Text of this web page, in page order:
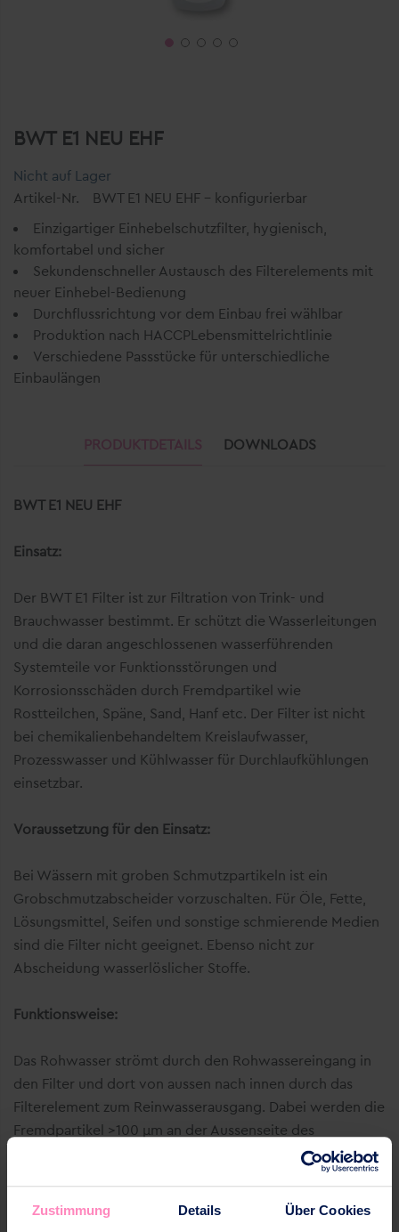
Zustimmung Details Über Cookies
BWT E1 NEU EHF
Nicht auf Lager
Artikel-Nr.
BWT E1 NEU EHF - konfigurierbar
Einzigartiger Einhebelschutzfilter, hygienisch,
komfortabel und sicher
Sekundenschneller Austausch des Filterelements mit
neuer Einhebel-Bedienung
Durchflussrichtung vor dem Einbau frei wählbar
Produktion nach HACCPLebensmittelrichtlinie
Verschiedene Passstücke für unterschiedliche
Einbaulängen
PRODUKTDETAILS DOWNLOADS
BWT E1 NEU EHF
Einsatz:
Der BWT E1 Filter ist zur Filtration von Trink- und
Brauchwasser bestimmt. Er schützt die Wasserleitungen
und die daran angeschlossenen wasserführenden
Systemteile vor Funktionsstörungen und
Korrosionsschäden durch Fremdpartikel wie
Rostteilchen, Späne, Sand, Hanf etc. Der Filter ist nicht
bei chemikalienbehandeltem Kreislaufwasser,
Prozesswasser und Kühlwasser für Durchlaufkühlungen
einsetzbar.
Voraussetzung für den Einsatz:
Bei Wässern mit groben Schmutzpartikeln ist ein
Grobschmutzabscheider vorzuschalten. Für Öle, Fette,
Lösungsmittel, Seifen und sonstige schmierende Medien
sind die Filter nicht geeignet. Ebenso nicht zur
Abscheidung wasserlöslicher Stoffe.
Funktionsweise:
Das Rohwasser strömt durch den Rohwassereingang in
den Filter und dort von aussen nach innen durch das
Filterelement zum Reinwasserausgang. Dabei werden die
Fremdpartikel >100 μm an der Aussenseite des
Filtergewebes zurückgehalten. Sauberes Wasser gelangt
zunehmenden Verschmutzung des Filtergewebes der
Wasserdruck spürbar nachlässt, spätestens jedoch nach